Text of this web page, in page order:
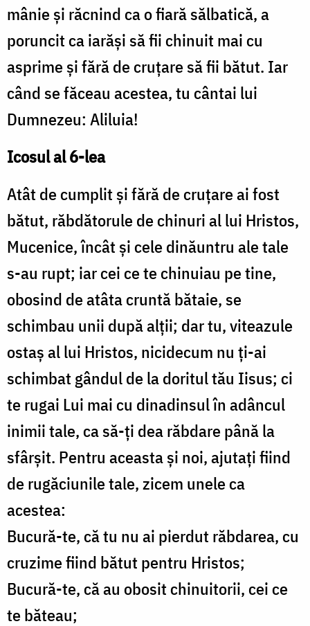
mânie şi răcnind ca o fiară sălbatică, a
poruncit ca iarăşi să fii chinuit mai cu
asprime şi fără de cruţare să fii bătut. Iar
când se făceau acestea, tu cântai lui
Dumnezeu: Aliluia!
Icosul al 6-lea
Atât de cumplit şi fără de cruţare ai fost
bătut, răbdătorule de chinuri al lui Hristos,
Mucenice, încât şi cele dinăuntru ale tale
s-au rupt; iar cei ce te chinuiau pe tine,
obosind de atâta cruntă bătaie, se
schimbau unii după alţii; dar tu, viteazule
ostaş al lui Hristos, nicidecum nu ţi-ai
schimbat gândul de la doritul tău Iisus; ci
te rugai Lui mai cu dinadinsul în adâncul
inimii tale, ca să-ţi dea răbdare până la
sfârşit. Pentru aceasta şi noi, ajutaţi fiind
de rugăciunile tale, zicem unele ca
acestea:
Bucură-te, că tu nu ai pierdut răbdarea, cu
cruzime fiind bătut pentru Hristos;
Bucură-te, că au obosit chinuitorii, cei ce
te băteau;